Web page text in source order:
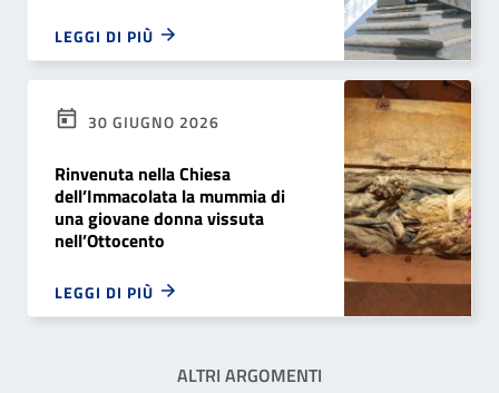
LEGGI DI PIÙ
30 GIUGNO 2026
Rinvenuta nella Chiesa
dell’Immacolata la mummia di
una giovane donna vissuta
nell’Ottocento
LEGGI DI PIÙ
ALTRI ARGOMENTI